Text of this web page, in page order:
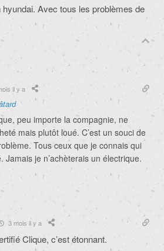
hyundai. Avec tous les problèmes de
il y a
peu importe la compagnie, ne
mais plutôt loué. C’est un souci de
Tous ceux que je connais qui
Jamais je n’achèterais un électrique.
3 mois il y a
Clique, c’est étonnant.